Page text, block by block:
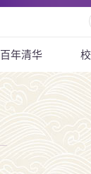
百年清华